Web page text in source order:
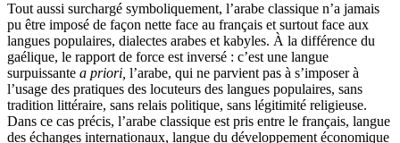
Tout aussi surchargé symboliquement, l’arabe classique n’a jamais
pu être imposé de façon nette face au français et surtout face aux
langues populaires, dialectes arabes et kabyles. À la différence du
gaélique, le rapport de force est inversé : c’est une langue
surpuissante a priori, l’arabe, qui ne parvient pas à s’imposer à
l’usage des pratiques des locuteurs des langues populaires, sans
tradition littéraire, sans relais politique, sans légitimité religieuse.
Dans ce cas précis, l’arabe classique est pris entre le français, langue
des échanges internationaux, langue du développement économique